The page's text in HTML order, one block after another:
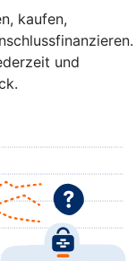
kaufen,
und